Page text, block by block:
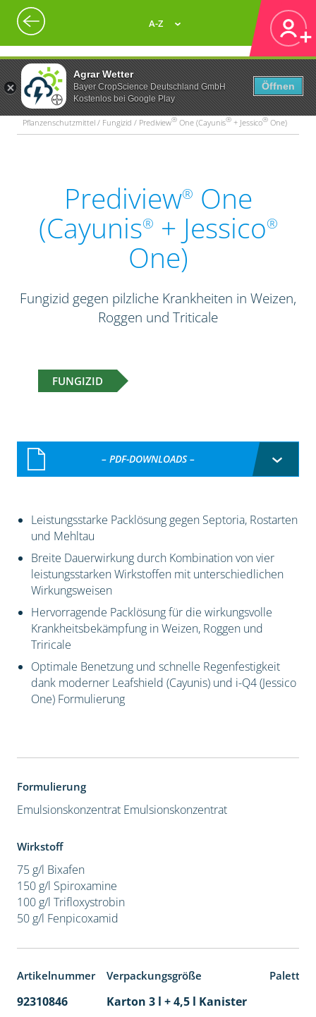
Agrar Wetter
Bayer CropScience Deutschland GmbH
Kostenlos bei Google Play
Öffnen
A-Z
Pflanzenschutzmittel / Fungizid / Prediview® One (Cayunis® + Jessico® One)
Prediview® One
(Cayunis® + Jessico®
One)
Fungizid gegen pilzliche Krankheiten in Weizen,
Roggen und Triticale
FUNGIZID
– PDF-DOWNLOADS –
Leistungsstarke Packlösung gegen Septoria, Rostarten
und Mehltau
Breite Dauerwirkung durch Kombination von vier
leistungsstarken Wirkstoffen mit unterschiedlichen
Wirkungsweisen
Hervorragende Packlösung für die wirkungsvolle
Krankheitsbekämpfung in Weizen, Roggen und
Triricale
Optimale Benetzung und schnelle Regenfestigkeit
dank moderner Leafshield (Cayunis) und i-Q4 (Jessico
One) Formulierung
Formulierung
Emulsionskonzentrat Emulsionskonzentrat
Wirkstoff
75 g/l Bixafen
150 g/l Spiroxamine
100 g/l Trifloxystrobin
50 g/l Fenpicoxamid
Artikelnummer Verpackungsgröße
92310846 Karton 3 l + 4,5 l Kanister